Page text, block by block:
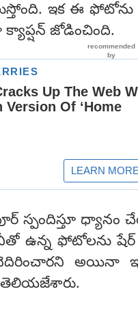
ఇక ఈ
జోడించింది.
ధ్యానం
ఉన్న ఫోటోలను
అయినా